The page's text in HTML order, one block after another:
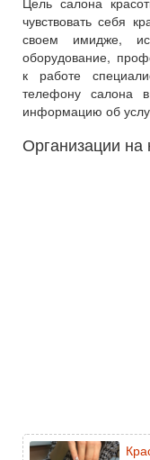
чувствовать себя
своем имидже,
оборудование,
к работе
телефону салона
информацию об
Организации на